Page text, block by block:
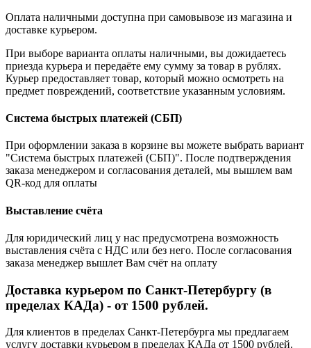
Оплата наличными доступна при самовывозе из магазина и
доставке курьером.
При выборе варианта оплаты наличными, вы дожидаетесь
приезда курьера и передаёте ему сумму за товар в рублях.
Курьер предоставляет товар, который можно осмотреть на
предмет повреждений, соответствие указанным условиям.
Система быстрых платежей (СБП)
При оформлении заказа в корзине вы можете выбрать вариант
"Система быстрых платежей (СБП)". После подтверждения
заказа менеджером и согласования деталей, мы вышлем вам
QR-код для оплаты
Выставление счёта
Для юридический лиц у нас предусмотрена возможность
выставления счёта с НДС или без него. После согласования
заказа менеджер вышлет Вам счёт на оплату
Доставка курьером по Санкт-Петербургу (в
пределах КАДа) - от 1500 рублей.
Для клиентов в пределах Санкт-Петербурга мы предлагаем
услугу доставки курьером в пределах КАДа от 1500 рублей.